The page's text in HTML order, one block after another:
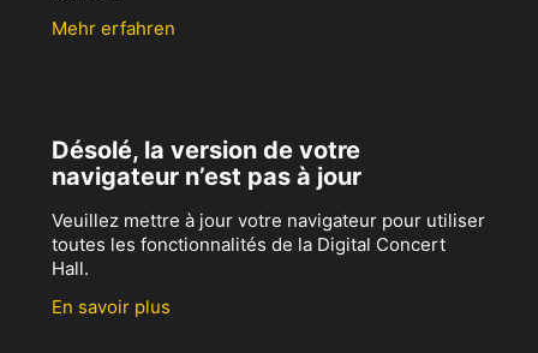
Mehr erfahren
Désolé, la version de votre
navigateur n’est pas à jour
Veuillez mettre à jour votre navigateur pour utiliser
toutes les fonctionnalités de la Digital Concert
Hall.
En savoir plus